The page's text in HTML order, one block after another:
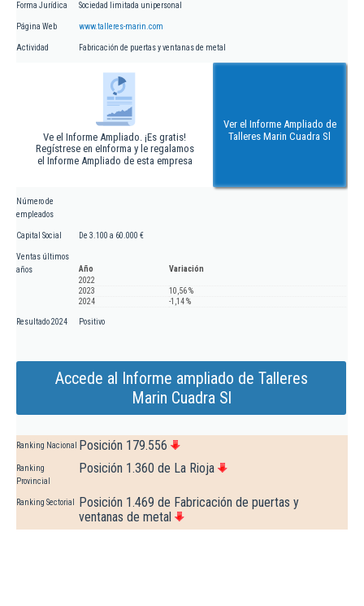
Forma Jurídica Sociedad limitada unipersonal
Página Web www.talleres-marin.com
Actividad Fabricación de puertas y ventanas de metal
Ve el Informe Ampliado. ¡Es gratis!
Regístrese en eInforma y le regalamos
el Informe Ampliado de esta empresa
Ver el Informe Ampliado de
Talleres Marin Cuadra Sl
Número de
empleados
Capital Social De 3.100 a 60.000 €
Ventas últimos
años
Año
Variación
2022
2023
10,56 %
2024
-1,14 %
Resultado 2024 Positivo
Accede al Informe ampliado de Talleres
Marin Cuadra Sl
Ranking Nacional Posición 179.556
Ranking
Provincial
Posición 1.360 de La Rioja
Ranking Sectorial
Posición 1.469 de Fabricación de puertas y
ventanas de metal